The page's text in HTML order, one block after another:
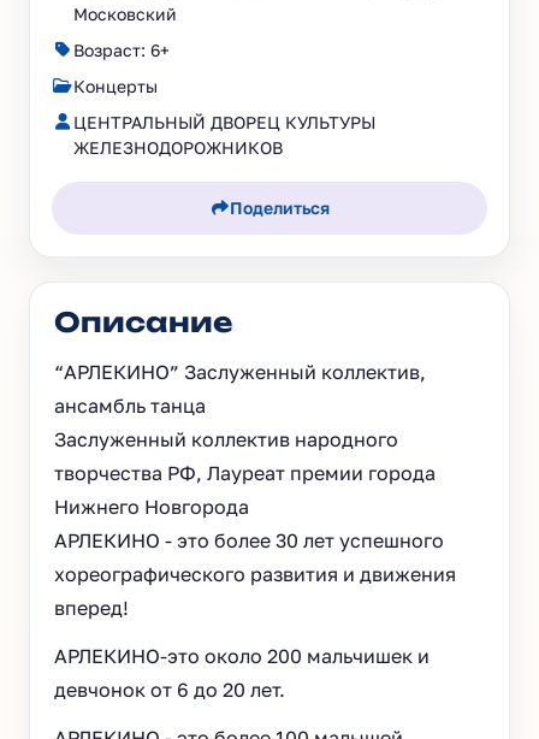
Московский
Возраст: 6+
Концерты
ЦЕНТРАЛЬНЫЙ ДВОРЕЦ КУЛЬТУРЫ
ЖЕЛЕЗНОДОРОЖНИКОВ
Поделиться
Описание
“АРЛЕКИНО” Заслуженный коллектив,
ансамбль танца
Заслуженный коллектив народного
творчества РФ, Лауреат премии города
Нижнего Новгорода
АРЛЕКИНО - это более 30 лет успешного
хореографического развития и движения
вперед!
АРЛЕКИНО-это около 200 мальчишек и
девчонок от 6 до 20 лет.